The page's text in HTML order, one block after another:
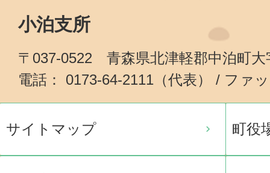
小泊支所
〒037-0522 青森県北津軽郡中泊町大
電話： 0173-64-2111（代表） / ファ
サイトマップ 町役